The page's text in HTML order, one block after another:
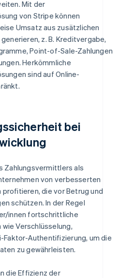
Mit der
von Stripe können
Umsatz aus zusätzlichen
z. B. Kreditvergabe,
Point-of-Sale-Zahlungen
Herkömmliche
sind auf Online-
bei
Zahlungsvermittlers als
von verbesserten
die vor Betrug und
schützen. In der Regel
innen fortschrittliche
Verschlüsselung,
Faktor-Authentifizierung, um die
zu gewährleisten.
die Effizienz der